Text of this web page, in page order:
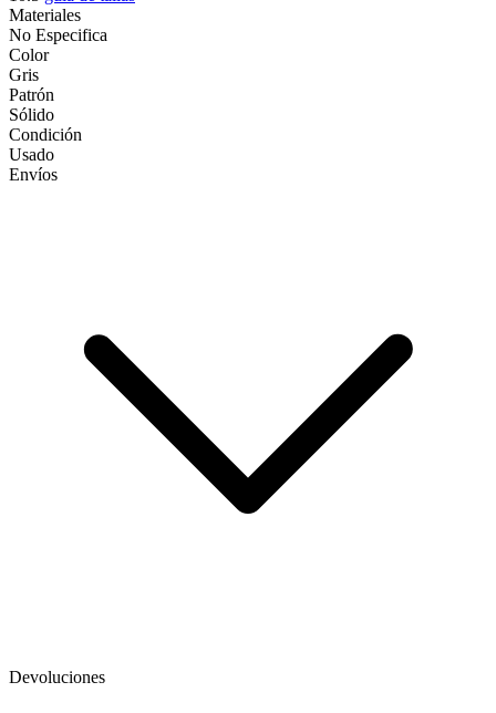
Materiales
No Especifica
Color
Gris
Patrón
Sólido
Condición
Usado
Envíos
Devoluciones